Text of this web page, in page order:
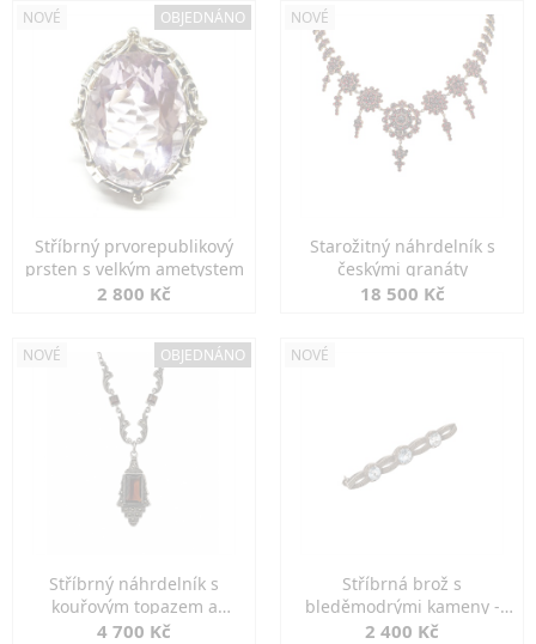
NOVÉ OBJEDNÁNO
Stříbrný prvorepublikový
prsten s velkým ametystem
2 800 Kč
NOVÉ
Starožitný náhrdelník s
českými granáty
18 500 Kč
NOVÉ OBJEDNÁNO
Stříbrný náhrdelník s
kouřovým topazem a
markazity
4 700 Kč
NOVÉ
Stříbrná brož s
bleděmodrými kameny -
jemná elegance
2 400 Kč